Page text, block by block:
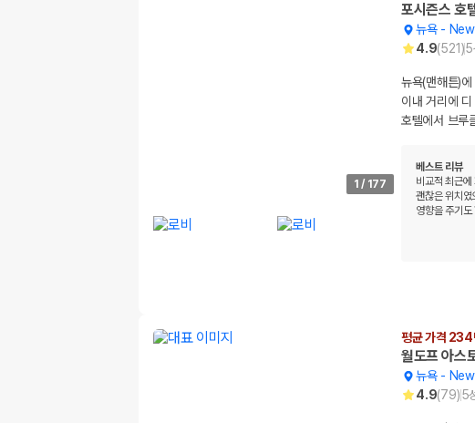
1 / 177
포시즌스 호
뉴욕-
4.9(521)5
뉴욕(맨해튼)
이내 거리에
호텔에서 브루
베스트 리뷰
비교적 최근
괜찮은 위치였
영향을 주기도
평균 가격 234
월도프 아스
뉴욕-
4.9(79)5